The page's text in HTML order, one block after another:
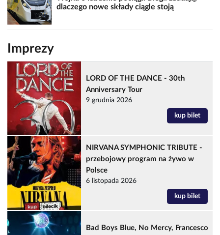
dlaczego nowe składy ciągle stoją
Imprezy
LORD OF THE DANCE - 30th
Anniversary Tour
9 grudnia 2026
kup bilet
NIRVANA SYMPHONIC TRIBUTE -
przebojowy program na żywo w
Polsce
6 listopada 2026
kup bilet
Bad Boys Blue, No Mercy, Francesco